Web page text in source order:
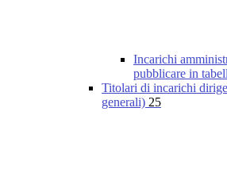
Incarichi
pubblicare in
Titolari di incarichi
generali) 25